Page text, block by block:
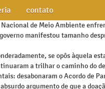
contato
de Meio Ambiente
manifestou tamanho
se opôs àquela
a trilhar o caminho do
desabonaram o Acordo de
argumento de que a